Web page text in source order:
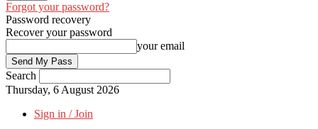
Forgot your password?
Password recovery
Recover your password
your email
Search
Thursday, 6 August 2026
Sign in / Join